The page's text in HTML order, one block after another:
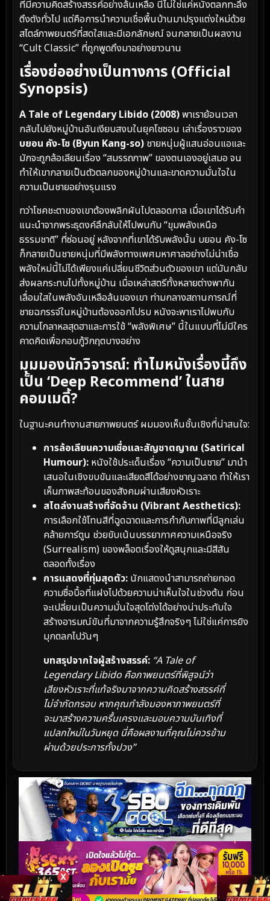
X
ที่มีความคิดสร้างสรรค์อย่างล้นเหลือ นี่ไม่ใช่แค่หนังตลกทะลึ่ง
ตึงตังทั่วไป แต่คือการนำความเชื่อพื้นบ้านมาปรุงแต่งใหม่ด้วย
สไตล์ภาพยนตร์ที่สดใสและมีเอกลักษณ์ จนกลายเป็นผลงาน
“Cult Classic” ที่ถูกพูดถึงมาอย่างยาวนาน
เรื่องย่ออย่างเป็นทางการ (Official
Synopsis)
A Tale of Legendary Libido (2008)พาเราย้อนเวลา
กลับไปยังหมู่บ้านอันเงียบสงบในยุคโชซอน เล่าเรื่องราวของ
บยอน คัง-โซ (Byun Kang-so) ชายหนุ่มผู้แสนอ่อนแอและ
มักจะถูกล้อเลียนเรื่อง “สมรรถภาพ” ของตนเองอยู่เสมอ จน
ทำให้เขากลายเป็นตัวตลกของหมู่บ้านและขาดความมั่นใจใน
ความเป็นชายอย่างรุนแรง
ทว่าโชคชะตาของเขาต้องพลิกผันไปตลอดกาล เมื่อเขาได้รับคำ
แนะนำจากพระธุดงค์ลึกลับให้ไปพบกับ “ขุมพลังเหนือ
ธรรมชาติ” ที่ซ่อนอยู่ หลังจากที่เขาได้รับพลังนั้น บยอน คัง-โซ
ก็กลายเป็นชายหนุ่มที่มีพลังทางเพศมหาศาลอย่างไม่น่าเชื่อ
พลังใหม่นี้ไม่ได้เพียงแค่เปลี่ยนชีวิตส่วนตัวของเขา แต่มันกลับ
ส่งผลกระทบไปทั้งหมู่บ้าน เมื่อเหล่าสตรีทั้งหลายต่างพากัน
เลื่อมใสในพลังอันเหลือล้นของเขา ท่ามกลางสถานการณ์ที่
ชายฉกรรจ์ในหมู่บ้านต้องออกไปรบ หนังจะพาเราไปพบกับ
ความโกลาหลสุดฮาและการใช้ “พลังพิเศษ” นี้ในแบบที่ไม่มีใคร
คาดคิดเพื่อกอบกู้วิกฤตบางอย่าง
มุมมองนักวิจารณ์: ทำไมหนังเรื่องนี้ถึง
เป็น ‘Deep Recommend’ ในสาย
คอมเมดี้?
ในฐานะคนทำงานสายภาพยนตร์ ผมมองเห็นชั้นเชิงที่น่าสนใจ:
การล้อเลียนความเชื่อและสัญชาตญาณ (Satirical
Humour): หนังใช้ประเด็นเรื่อง “ความเป็นชาย” มานำ
เสนอในเชิงขบขันและเสียดสีได้อย่างชาญฉลาด ทำให้เรา
เห็นภาพสะท้อนของสังคมผ่านเสียงหัวเราะ
สไตล์งานสร้างที่จัดจ้าน (Vibrant Aesthetics):
การเลือกใช้โทนสีที่ฉูดฉาดและการกำกับภาพที่มีลูกเล่น
คล้ายการ์ตูน ช่วยขับเน้นบรรยากาศความเหนือจริง
(Surrealism) ของพล็อตเรื่องให้ดูสนุกและมีสีสัน
ตลอดทั้งเรื่อง
การแสดงที่ทุ่มสุดตัว: นักแสดงนำสามารถถ่ายทอด
ความซื่อบื้อที่แฝงไปด้วยความน่าเห็นใจในช่วงต้น ก่อน
จะเปลี่ยนเป็นความมั่นใจสุดโต่งได้อย่างน่าประทับใจ
สร้างอารมณ์ขันที่มาจากความรู้สึกจริงๆ ไม่ใช่แค่การยิง
มุกตลกไปวันๆ
บทสรุปจากใจผู้สร้างสรรค์: “A Tale of
Legendary Libido คือภาพยนตร์ที่พิสูจน์ว่า
เสียงหัวเราะที่แท้จริงมาจากความคิดสร้างสรรค์ที่
ไม่จำกัดกรอบ หากคุณกำลังมองหาภาพยนตร์ที่
จะมาสร้างความครื้นเครงและมอบความบันเทิงที่
แปลกใหม่ในวันหยุด นี่คือผลงานที่คุณไม่ควรข้าม
ผ่านด้วยประการทั้งปวง”